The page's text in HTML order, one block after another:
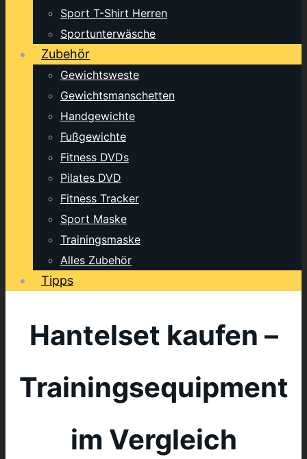
Sport T-Shirt Herren
Sportunterwäsche
Zubehör
Gewichtsweste
Gewichtsmanschetten
Handgewichte
Fußgewichte
Fitness DVDs
Pilates DVD
Fitness Tracker
Sport Maske
Trainingsmaske
Alles Zubehör
Tipps
Hantelset kaufen –
Trainingsequipment
im Vergleich